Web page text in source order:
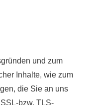
und zum
Inhalte, wie zum
die Sie an uns
bzw. TLS-